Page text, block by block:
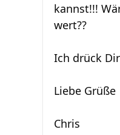
kannst!!!
wert??
Ich drück
Liebe Grüße
Chris